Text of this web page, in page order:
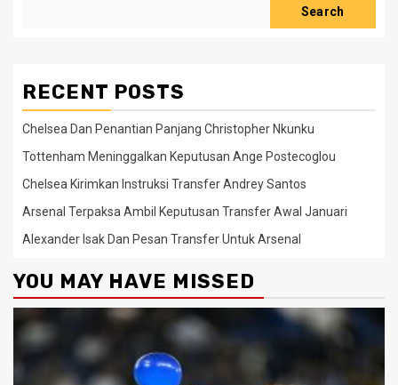
Search
RECENT POSTS
Chelsea Dan Penantian Panjang Christopher Nkunku
Tottenham Meninggalkan Keputusan Ange Postecoglou
Chelsea Kirimkan Instruksi Transfer Andrey Santos
Arsenal Terpaksa Ambil Keputusan Transfer Awal Januari
Alexander Isak Dan Pesan Transfer Untuk Arsenal
YOU MAY HAVE MISSED